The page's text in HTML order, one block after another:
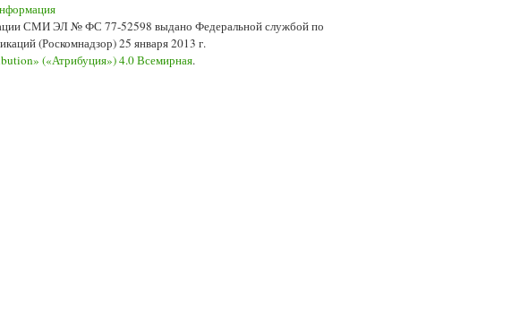
СМИ ЭЛ № ФС 77-52598 выдано Федеральной службой по
(Роскомнадзор) 25 января 2013 г.
(«Атрибуция») 4.0 Всемирная.